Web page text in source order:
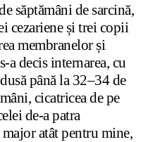
săptămâni de sarcină,
cezariene și trei copii
membranelor și
decis internarea, cu
până la 32–34 de
cicatricea de pe
de-a patra
atât pentru mine,